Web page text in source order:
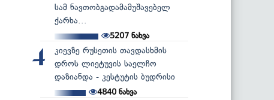
სამ ნავთობგადამამუშავებელ
ქარხა...
5207ნახვა
4
კიევზე რუსეთის თავდასხმის
დროს ლიეტუვის საელჩო
დაზიანდა - კესტუტის ბუდრისი
4840ნახვა